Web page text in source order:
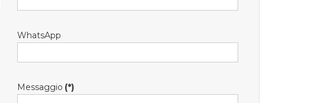
WhatsApp
Messaggio (*)